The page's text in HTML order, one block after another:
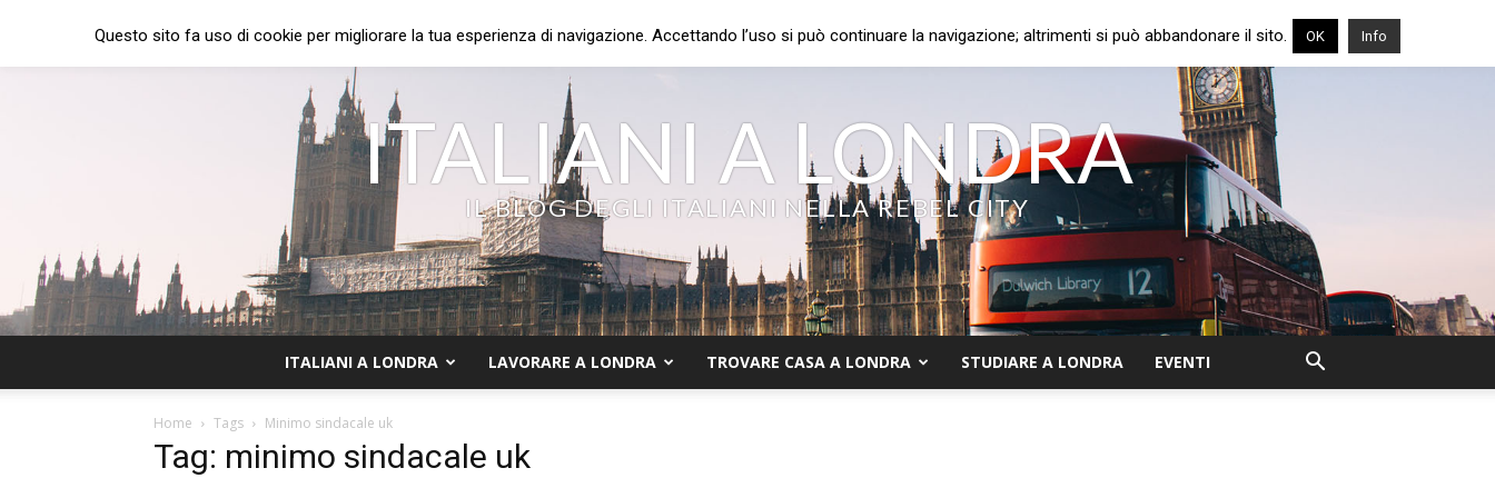
ITALIANI A LONDRA
IL BLOG DEGLI ITALIANI NELLA REBEL CITY
ITALIANI A LONDRA LAVORARE A LONDRA TROVARE CASA A LONDRA STUDIARE A LONDRA EVENTI
Home Tags Minimo sindacale uk
Tag: minimo sindacale uk
Questo sito fa uso di cookie per migliorare la tua esperienza di navigazione. Accettando l’uso si può continuare la navigazione; altrimenti si può abbandonare il sito. OK Info